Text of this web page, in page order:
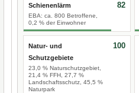
Schienenlärm
EBA: ca. 800 Betroffene,
0,2 % der Einwohner
82
Natur- und
Schutzgebiete
23,0 % Naturschutzgebiet,
21,4 % FFH, 27,7 %
Landschaftsschutz, 45,5 %
Naturpark
100